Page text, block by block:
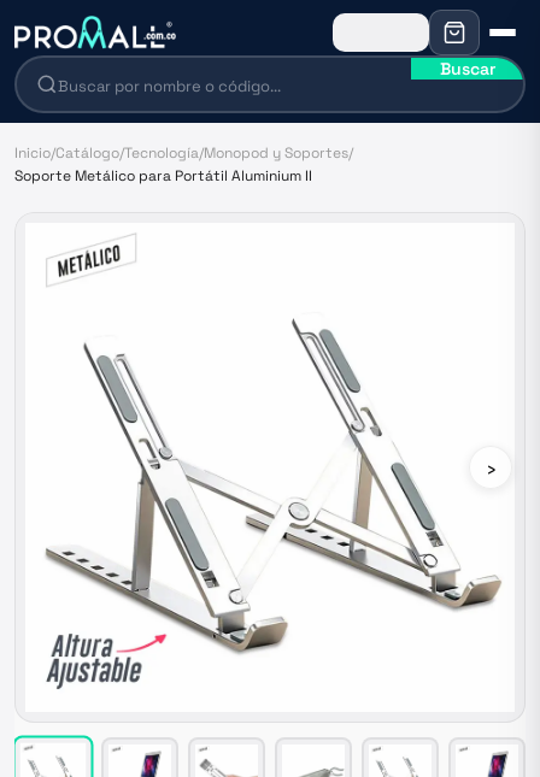
Buscar
Inicio/Catálogo/Tecnología/Monopod y Soportes/
Soporte Metálico para Portátil Aluminium II
›